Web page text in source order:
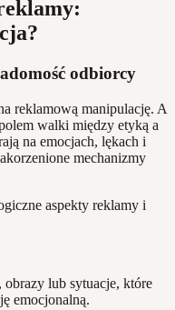
odbiorcy
reklamową manipulację. A
walki między etyką a
na emocjach, lękach i
mechanizmy
obrazy lub sytuacje, które
emocjonalną.